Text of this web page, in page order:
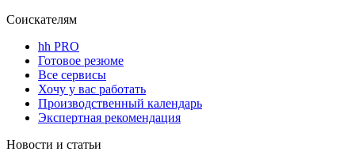
Соискателям
hh PRO
Готовое резюме
Все сервисы
Хочу у вас работать
Производственный календарь
Экспертная рекомендация
Новости и статьи